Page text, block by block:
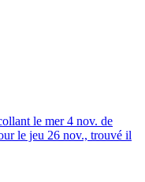
le mer 4 nov. de
le jeu 26 nov., trouvé il